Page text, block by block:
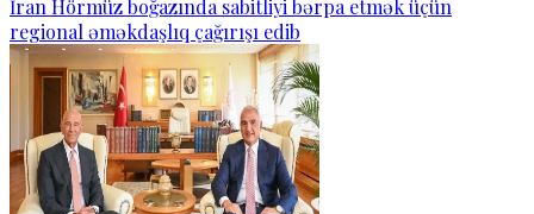
İran Hörmüz boğazında sabitliyi bərpa etmək üçün
regional əməkdaşlıq çağırışı edib